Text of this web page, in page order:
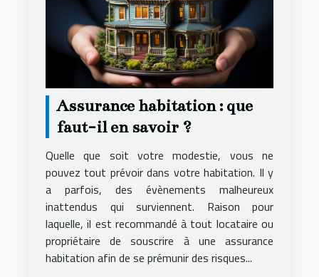
Assurance habitation : que
faut-il en savoir ?
Quelle que soit votre modestie, vous ne
pouvez tout prévoir dans votre habitation. Il y
a parfois, des évènements malheureux
inattendus qui surviennent. Raison pour
laquelle, il est recommandé à tout locataire ou
propriétaire de souscrire à une assurance
habitation afin de se prémunir des risques...